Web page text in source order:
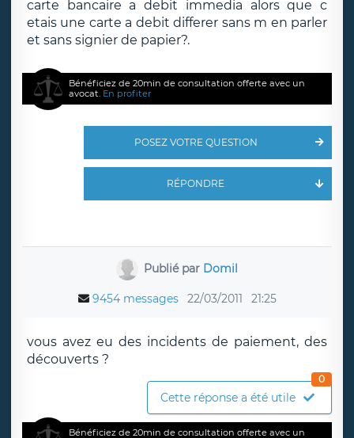
carte bancaire a debit immedia alors que c
etais une carte a debit differer sans m en parler
et sans signier de papier?.
Bénéficiez de 20min de consultation offerte avec un
avocat. En profiter
POSEZ VOTRE QUESTION
RÉPONDRE
Publié par Domil
9454 messages 22/03/2011 21:25
vous avez eu des incidents de paiement, des
découverts ?
Cette réponse a été utile
0
Bénéficiez de 20min de consultation offerte avec un